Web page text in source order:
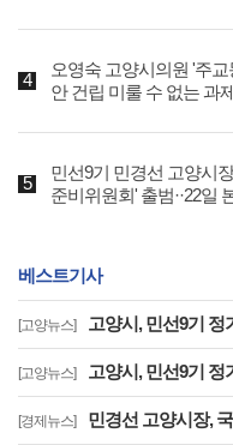
오영숙 고양시의원 '주
안 건립 미룰 수 없는 과
민선9기 민경선 고양시
준비위원회' 출범··22일
베스트기사
[고양뉴스] 고양시, 민선9기 정기
[고양뉴스] 고양시, 민선9기 정기인사
[경제뉴스] 민경선 고양시장, 국토부